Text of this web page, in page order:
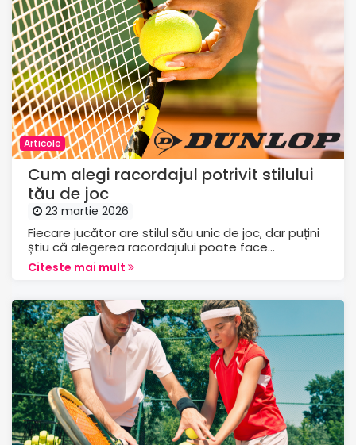
Articole
Cum alegi racordajul potrivit stilului
tău de joc
23 martie 2026
Fiecare jucător are stilul său unic de joc, dar puțini
știu că alegerea racordajului poate face...
Citeste mai mult